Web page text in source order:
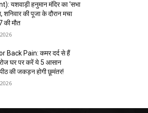
यशवाड़ी हनुमान मंदिर का ‘सभा
शनिवार की पूजा के दौरान मचा
की मौत
Back Pain: कमर दर्द से हैं
घर पर करें ये 5 आसान
की जकड़न होगी छूमंतर!